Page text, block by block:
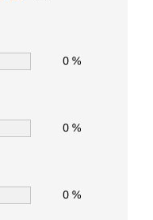
0 %
0 %
0 %